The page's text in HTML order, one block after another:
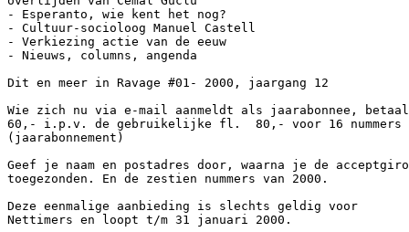
- Esperanto, wie kent het nog?
- Cultuur-socioloog Manuel Castell
- Verkiezing actie van de eeuw
- Nieuws, columns, angenda
Dit en meer in Ravage #01- 2000, jaargang 12
Wie zich nu via e-mail aanmeldt als jaarabonnee,
60,- i.p.v. de gebruikelijke fl.  80,- voor 16 nummers
(jaarabonnement)
Geef je naam en postadres door, waarna je de
toegezonden. En de zestien nummers van 2000.
Deze eenmalige aanbieding is slechts geldig voor
Nettimers en loopt t/m 31 januari 2000.